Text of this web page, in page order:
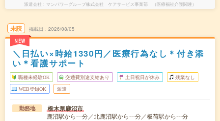
派遣会社 マンパワーグループ株式会社 ケアサービス事業部 （医療福祉介護関連）
未読
NEW
掲載日 2026/08/05
＼日払い×時給1330円／医療行為なし＊付き添
い＊看護サポート
職種未経験OK 交通費別途支給あり 土日祝日が休み 残業なし
WEB登録OK 派遣
勤務地 栃木県鹿沼市
鹿沼駅から---分／北鹿沼駅から---分／板荷駅から---分